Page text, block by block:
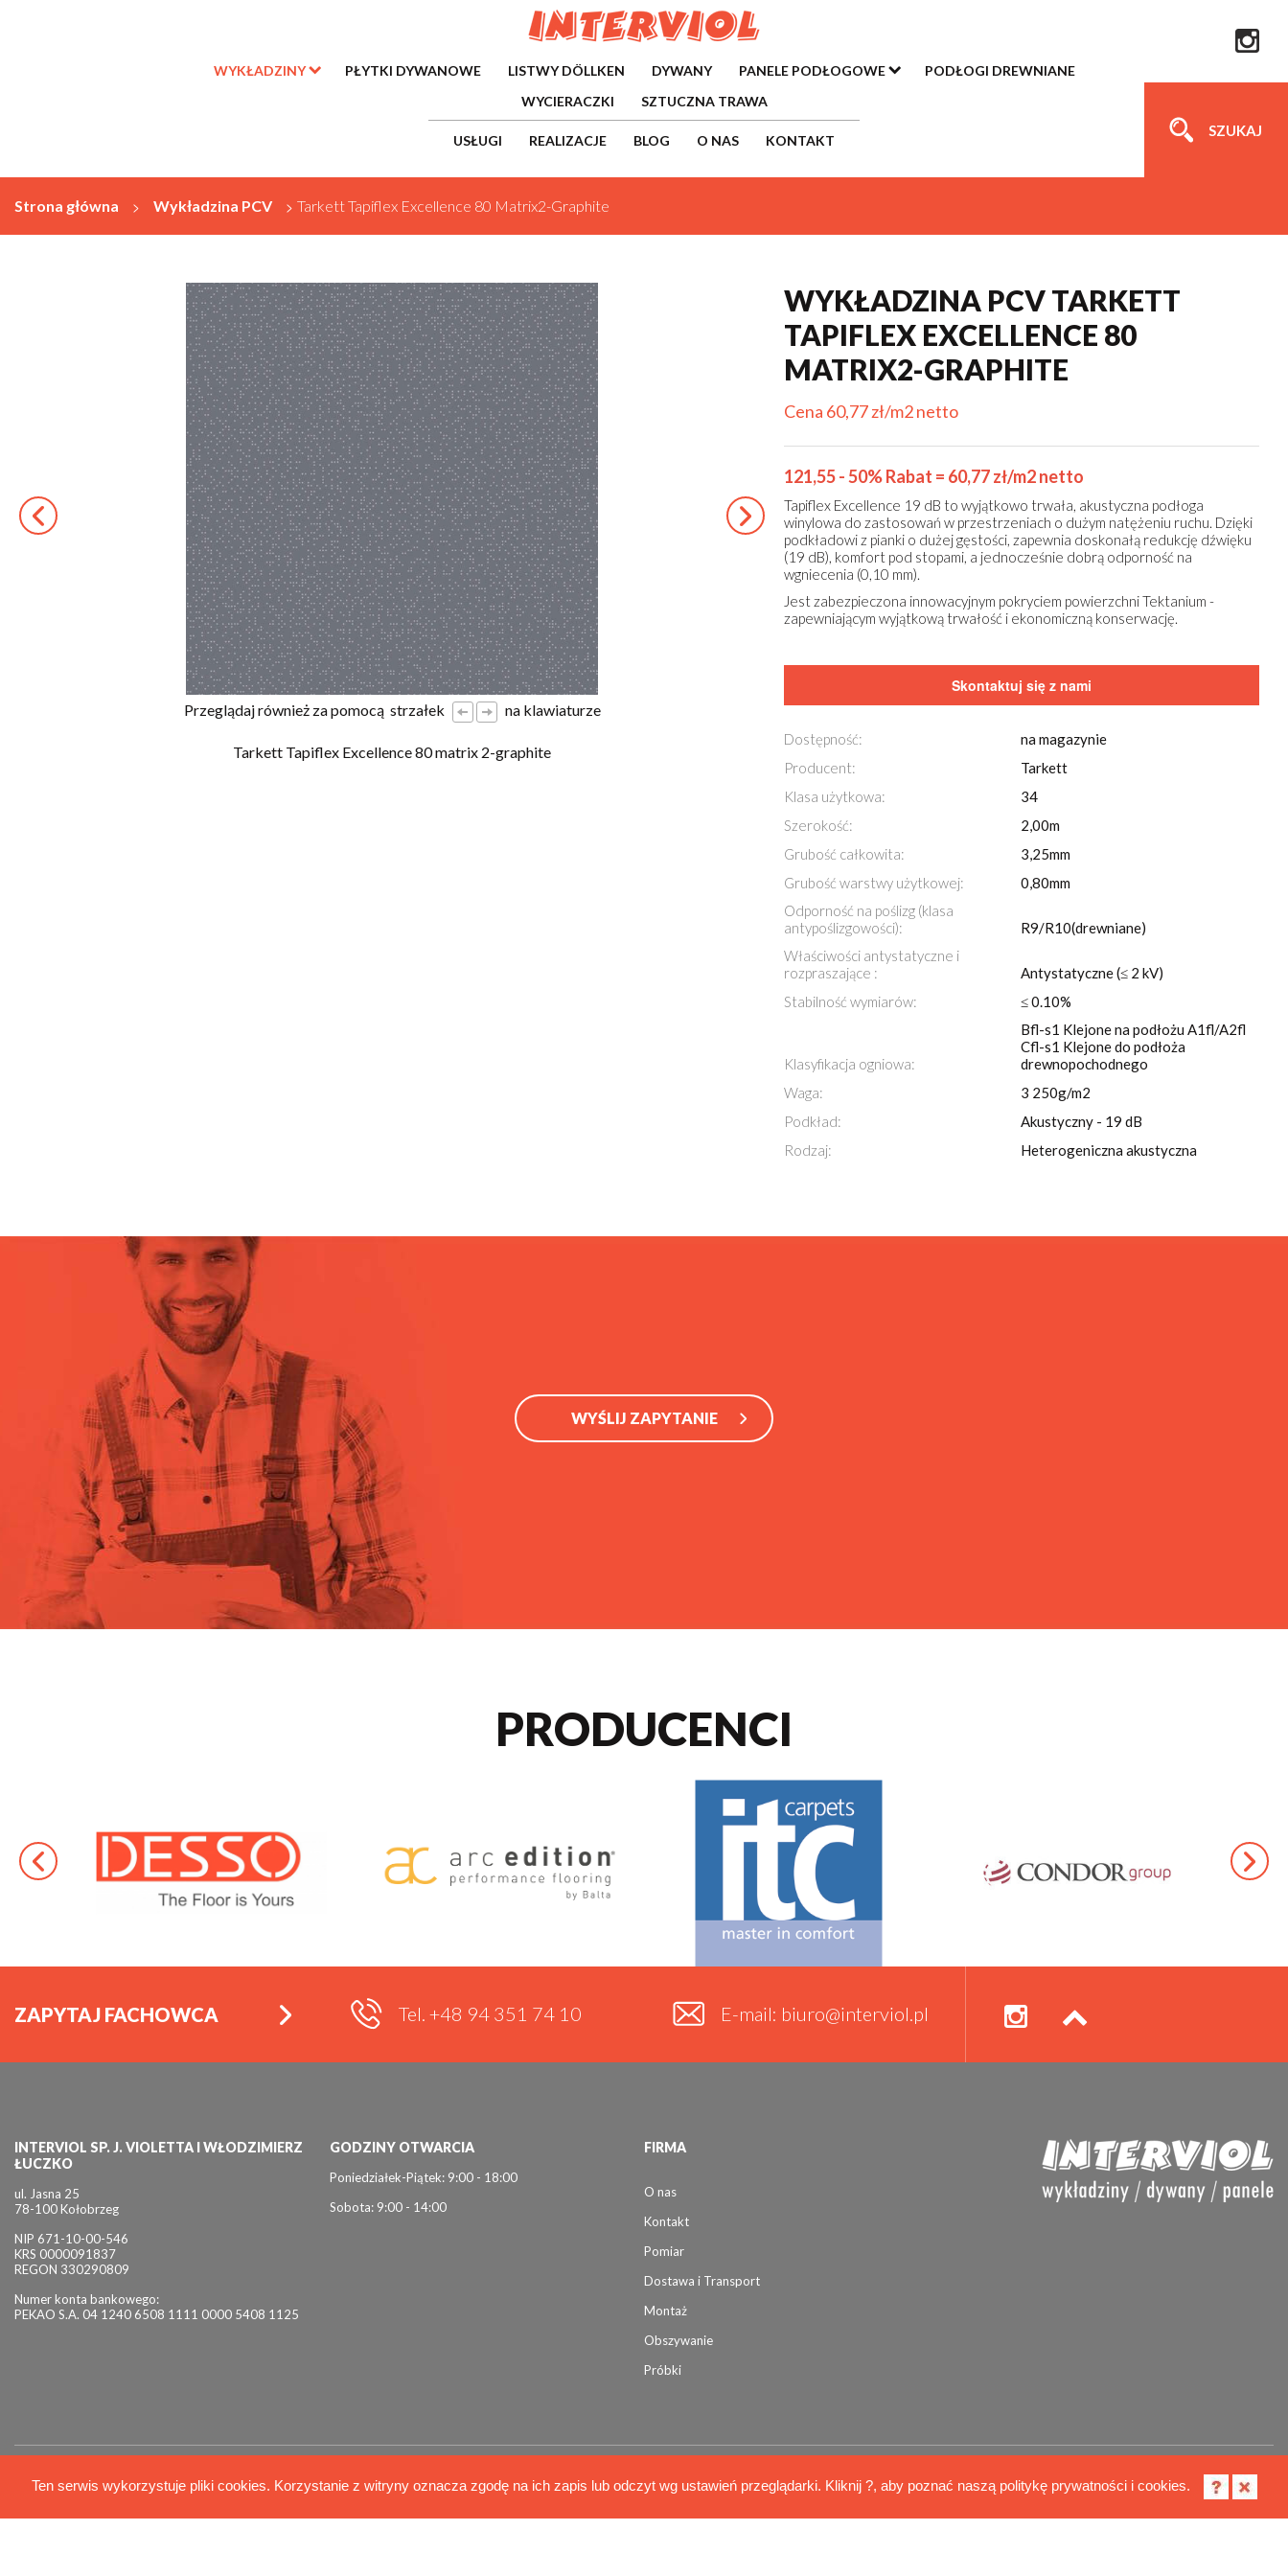
WYKŁADZINY PŁYTKI DYWANOWE LISTWY DÖLLKEN DYWANY PANELE PODŁOGOWE
PODŁOGI DREWNIANE
WYCIERACZKI
SZTUCZNA TRAWA
USŁUGI REALIZACJE BLOG O NAS KONTAKT
SZUKAJ
Strona główna > Wykładzina PCV > Tarkett Tapiflex Excellence 80 Matrix2-Graphite
Przeglądaj również za pomocą strzałek na klawiaturze
Tarkett Tapiflex Excellence 80 matrix 2-graphite
Przeglądaj również za pomocąstrzałek na
Tarkett Tapiflex Excellence 80 matrix 2-graphite
WYKŁADZINA PCV TARKETT
TAPIFLEX EXCELLENCE 80
MATRIX2-GRAPHITE
Cena 60,77 zł/m2 netto
121,55 - 50% Rabat = 60,77 zł/m2 netto
Tapiflex Excellence 19 dB to wyjątkowo trwała, akustyczna podłoga
winylowa do zastosowań w przestrzeniach o dużym natężeniu ruchu. Dzięki
podkładowi z pianki o dużej gęstości, zapewnia doskonałą redukcję dźwięku
(19 dB), komfort pod stopami, a jednocześnie dobrą odporność na
wgniecenia (0,10 mm).
Jest zabezpieczona innowacyjnym pokryciem powierzchni Tektanium -
zapewniającym wyjątkową trwałość i ekonomiczną konserwację.
Skontaktuj się z nami
Dostępność:
na magazynie
Producent:
Tarkett
Klasa użytkowa:
34
Szerokość:
2,00m
Grubość całkowita:
3,25mm
Grubość warstwy użytkowej:
0,80mm
Odporność na poślizg (klasa
antypoślizgowości):
R9/R10(drewniane)
Właściwości antystatyczne i
rozpraszające :
Antystatyczne (≤ 2 kV)
Stabilność wymiarów:
≤ 0.10%
Klasyfikacja ogniowa:
Bfl-s1 Klejone na podłożu A1fl/A2fl
Cfl-s1 Klejone do podłoża
drewnopochodnego
Waga:
3 250g/m2
Podkład:
Akustyczny - 19 dB
Rodzaj:
Heterogeniczna akustyczna
WYŚLIJ ZAPYTANIE
PRODUCENCI
ZAPYTAJ FACHOWCA Tel. +48 94 351 74 10 E-mail: biuro@interviol.pl
INTERVIOL SP. J. VIOLETTA I WŁODZIMIERZ
ŁUCZKO
ul. Jasna 25
78-100 Kołobrzeg
NIP 671-10-00-546
KRS 0000091837
REGON 330290809
Numer konta bankowego:
PEKAO S.A. 04 1240 6508 1111 0000 5408 1125
GODZINY OTWARCIA
Poniedziałek-Piątek: 9:00 - 18:00
Sobota: 9:00 - 14:00
FIRMA
O nas
Kontakt
Pomiar
Dostawa i Transport
Montaż
Obszywanie
Próbki
© 2026 Interviol Polityka cookies
Ten serwis wykorzystuje pliki cookies. Korzystanie z witryny oznacza zgodę na ich zapis lub odczyt wg ustawień przeglądarki. Kliknij ?, aby poznać naszą politykę prywatności i cookies.